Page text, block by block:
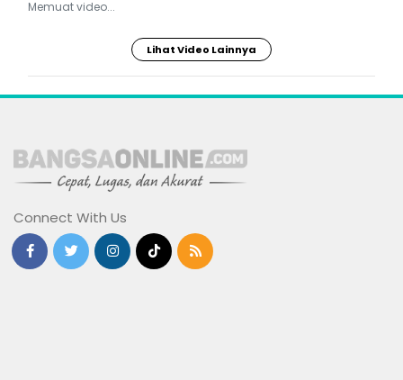
Memuat video...
Lihat Video Lainnya
Connect With Us